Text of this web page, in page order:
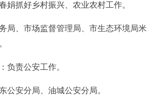
娟抓好乡村振兴、农业农村工作。
局、市场监督管理局 市生态环境局米
。
： 负责公安工作。
公安分局、油城公安分局。